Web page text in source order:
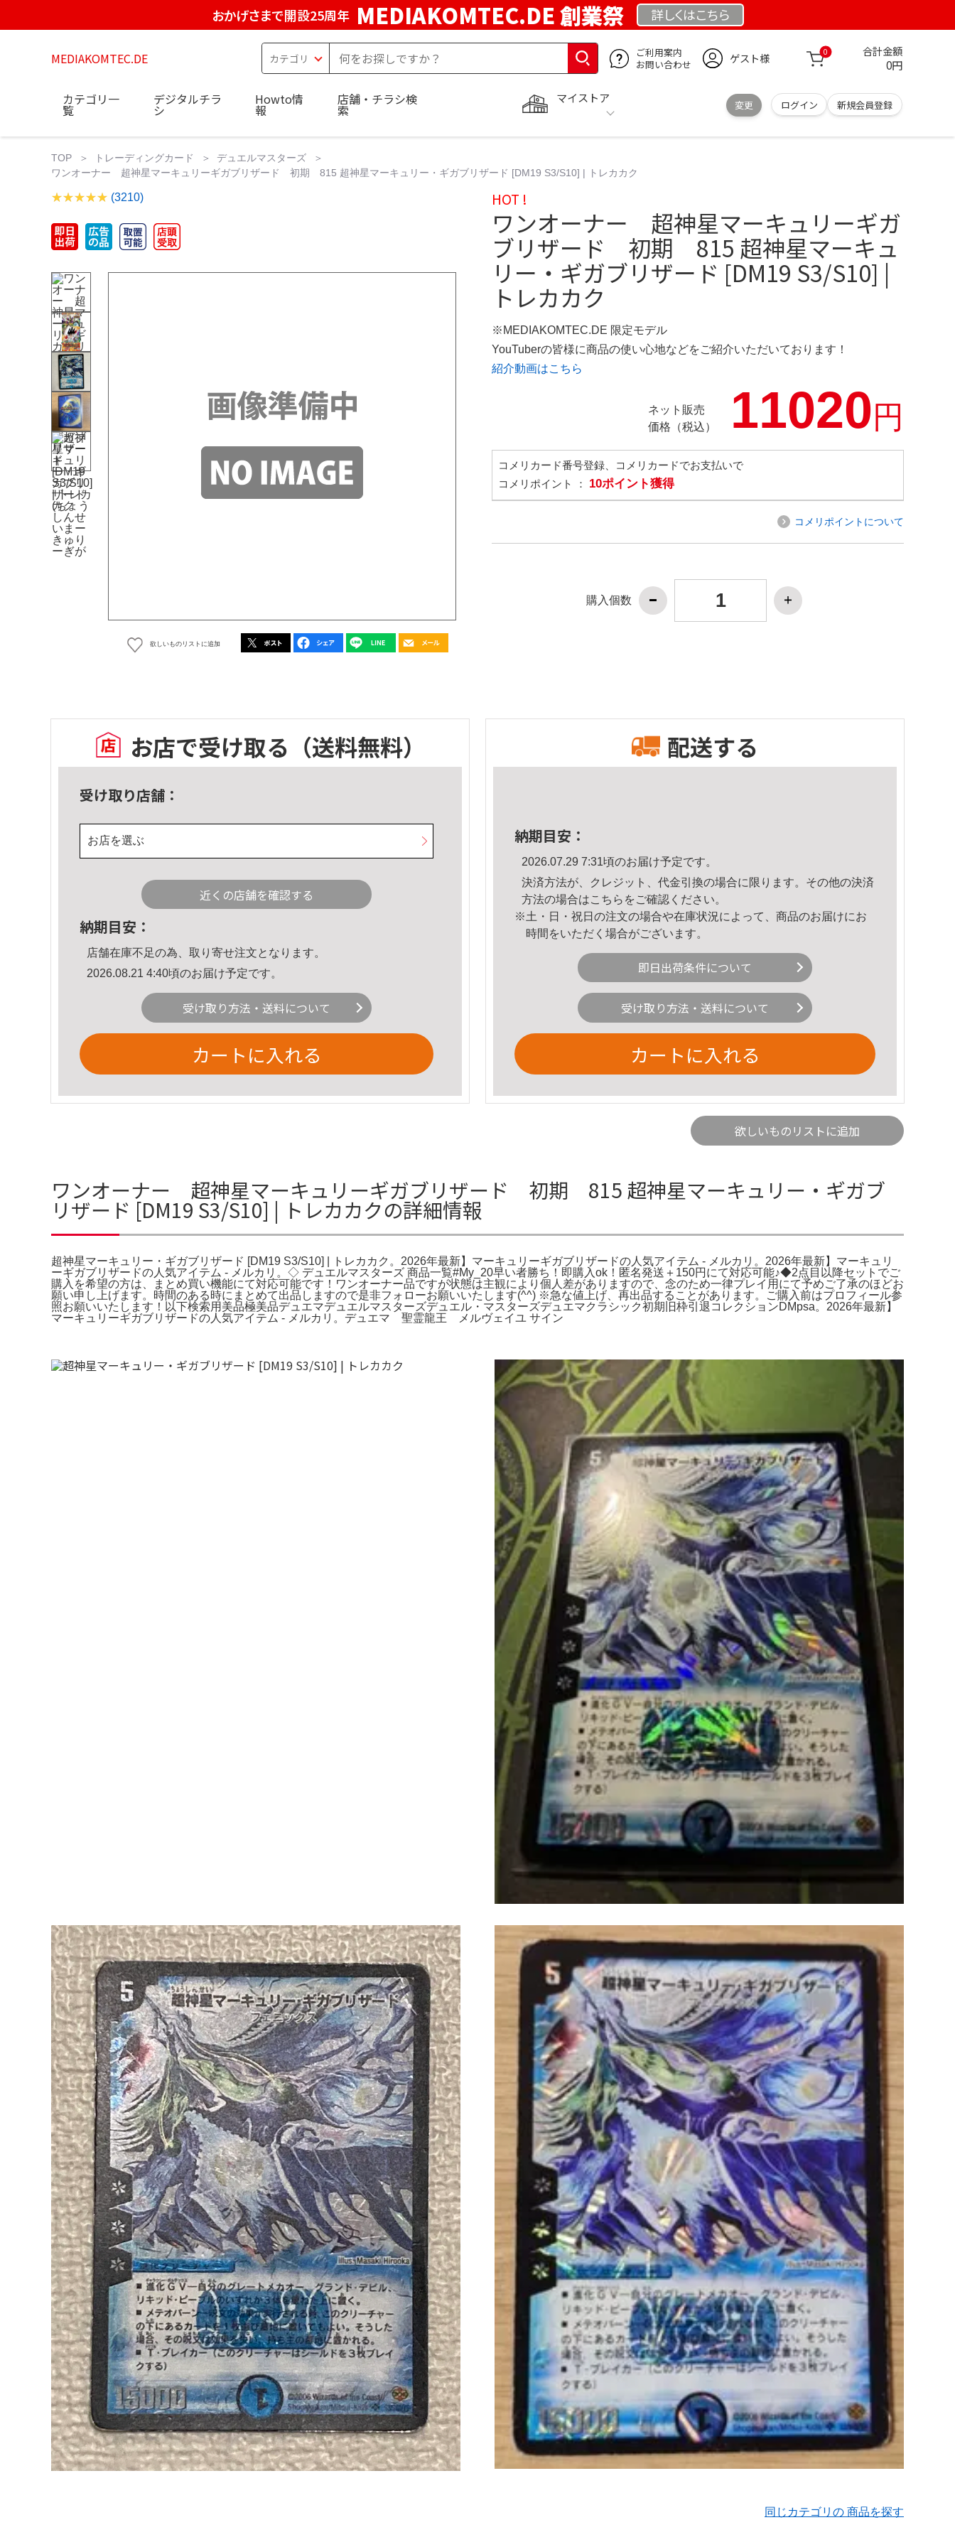
おかげさまで開設25周年 MEDIAKOMTEC.DE 創業祭 詳しくはこちら
MEDIAKOMTEC.DE
ご利用案内
お問い合わせ
ゲスト様 0 合計金額
0円
マイストア
変更 ログイン 新規会員登録
カテゴリ一
覧
デジタルチラ
シ
Howto情
報
店舗・チラシ検
索
TOP トレーディングカード
デュエルマスターズ
ワンオーナー 超神星マーキュリーギガブリザード 初期 815 超神星マーキュリー・ギガブリザード [DM19 S3/S10] | トレカカク
(3210)
欲しいものリストに追加
HOT !
ワンオーナー 超神星マーキュリーギガ
ブリザード 初期 815 超神星マーキュ
リー・ギガブリザード [DM19 S3/S10] |
トレカカク
※MEDIAKOMTEC.DE 限定モデル
YouTuberの皆様に商品の使い心地などをご紹介いただいております！
紹介動画はこちら
ネット販売
価格（税込）
11020円
コメリカード番号登録、コメリカードでお支払いで
コメリポイント ： 10ポイント獲得
コメリポイントについて
購入個数
お店で受け取る （送料無料）
受け取り店舗：
お店を選ぶ
近くの店舗を確認する
納期目安：
店舗在庫不足の為、取り寄せ注文となります。
2026.08.21 4:40頃のお届け予定です。
受け取り方法・送料について
カートに入れる
配送する
納期目安：
2026.07.29 7:31頃のお届け予定です。
決済方法が、クレジット、代金引換の場合に限ります。その他の決済
方法の場合はこちら をご確認ください。
※土・日・祝日の注文の場合や在庫状況によって、商品のお届けにお
時間をいただく場合がございます。
即日出荷条件について
受け取り方法・送料について
カートに入れる
欲しいものリストに追加
ワンオーナー 超神星マーキュリーギガブリザード 初期 815 超神星マーキュリー・ギガブ
リザード [DM19 S3/S10] | トレカカクの詳細情報
超神星マーキュリー・ギガブリザード [DM19 S3/S10] | トレカカク。2026年最新】マーキュリーギガブリザードの人気アイテム - メルカリ。2026年最新】マーキュリ
ーギガブリザードの人気アイテム - メルカリ。◇ デュエルマスターズ 商品一覧#My_20早い者勝ち！即購入ok！匿名発送＋150円にて対応可能♪◆2点目以降セットでご
購入を希望の方は、まとめ買い機能にて対応可能です！ワンオーナー品ですが状態は主観により個人差がありますので、念のため一律プレイ用にて予めご了承のほどお
願い申し上げます。時間のある時にまとめて出品しますので是非フォローお願いいたします(^^) ※急な値上げ、再出品することがあります。ご購入前はプロフィール参
照お願いいたします！以下検索用美品極美品デュエマデュエルマスターズデュエル・マスターズデュエマクラシック初期旧枠引退コレクションDMpsa。2026年最新】
マーキュリーギガブリザードの人気アイテム - メルカリ。デュエマ 聖霊龍王 メルヴェイユ サイン
同じカテゴリの 商品を探す